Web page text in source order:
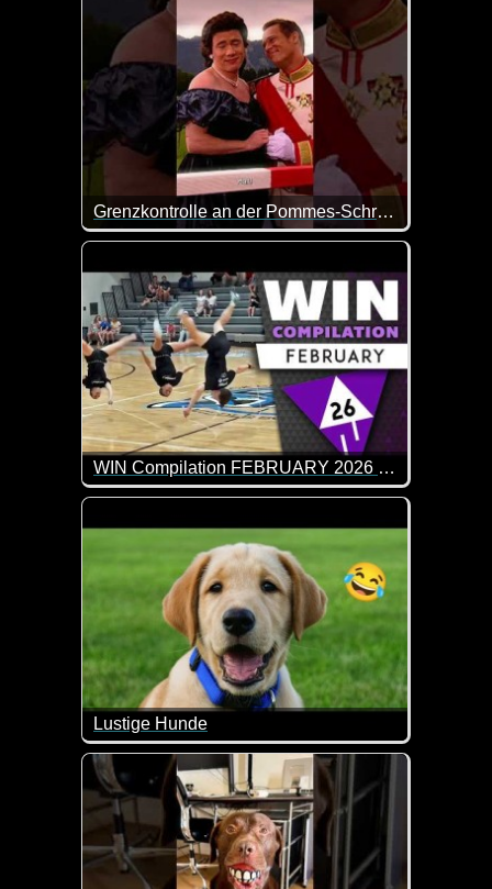
Grenzkontrolle an der Pommes-Schranke
Einmal Schranke mit Rot-Weiß, bitte! Aber ohne
WIN Compilation FEBRUARY 2026 Edition
65 der besten Video-Clips des Monats Januar in
Lustige Hunde
Diese witzigen Szenen mit Hunden bringen dich